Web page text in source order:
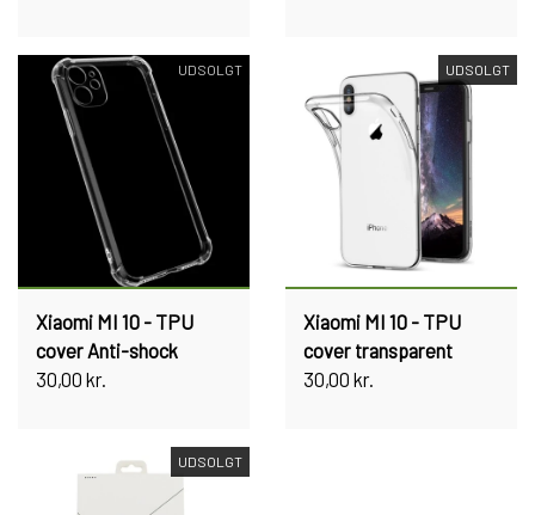
UDSOLGT
Xiaomi MI 10 - TPU
cover Anti-shock
30,00 kr.
UDSOLGT
Xiaomi MI 10 - TPU
cover transparent
30,00 kr.
UDSOLGT